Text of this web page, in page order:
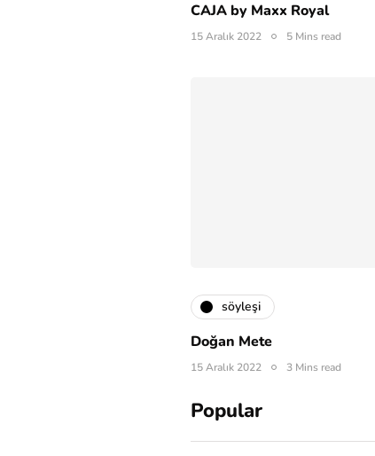
CAJA by Maxx Royal
15 Aralık 2022 5 Mins read
söyleşi
Doğan Mete
15 Aralık 2022 3 Mins read
Popular